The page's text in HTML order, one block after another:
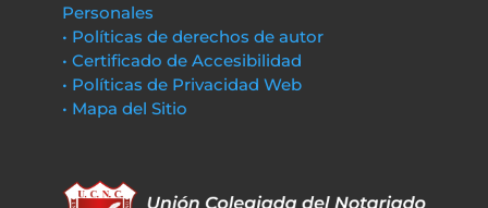
Personales
• Políticas de derechos de autor
• Certificado de Accesibilidad
• Políticas de Privacidad Web
• Mapa del Sitio